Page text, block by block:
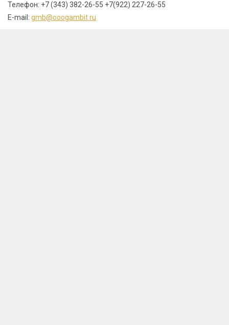
Телефон: +7 (343) 382-26-55 +7(922) 227-26-55
E-mail: gmb@ooogambit.ru